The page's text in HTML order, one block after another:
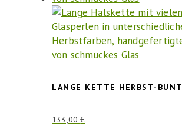
LANGE KETTE HERBST-BUNT
133,00€